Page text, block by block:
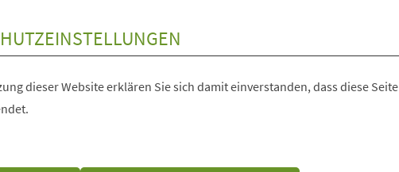
dieser Website erklären Sie sich damit einverstanden, dass diese Seite